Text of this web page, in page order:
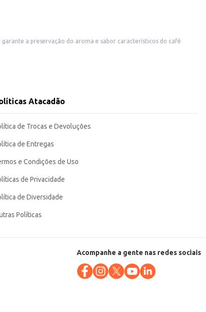
a preservação do aroma e sabor característicos do café
e o frescor do produto, tornando-o uma escolha inteligente
Atacadão
de Trocas e Devoluções
de Entregas
e Condições de Uso
de Privacidade
de Diversidade
Políticas
Acompanhe a gente nas redes sociais